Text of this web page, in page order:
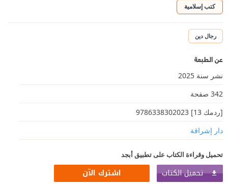
كتب إسلامية
رجال دين
عن الطبعة
نشر سنة 2025
342 صفحة
[ردمك 13] 9786338302023
دار إشراقة
تحميل وقراءة الكتاب على تطبيق أبجد
تحميل الكتاب اشترك الآن